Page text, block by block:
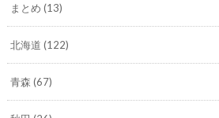
まとめ (13)
北海道 (122)
青森 (67)